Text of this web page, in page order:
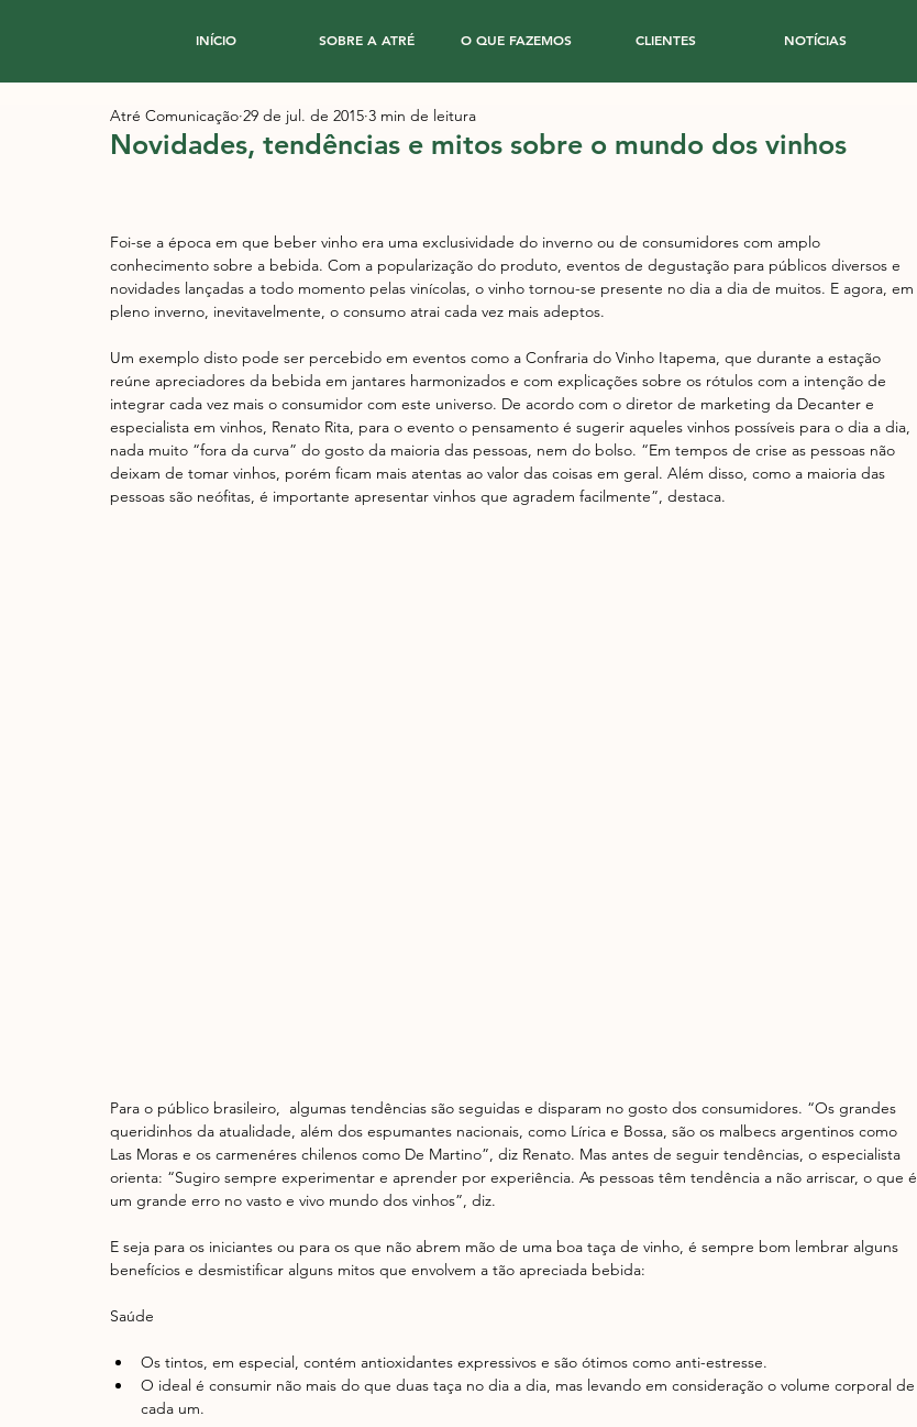
INÍCIO SOBRE A ATRÉ O QUE FAZEMOS CLIENTES NOTÍCIAS
Novidades, tendências e mitos sobre o mundo dos vinhos
Atré Comunicação 29 de jul. de 2015 3 min de leitura
Foi-se a época em que beber vinho era uma exclusividade do inverno ou de consumidores com amplo
conhecimento sobre a bebida. Com a popularização do produto, eventos de degustação para públicos diversos e
novidades lançadas a todo momento pelas vinícolas, o vinho tornou-se presente no dia a dia de muitos. E agora, em
pleno inverno, inevitavelmente, o consumo atrai cada vez mais adeptos.
Um exemplo disto pode ser percebido em eventos como a Confraria do Vinho Itapema, que durante a estação
reúne apreciadores da bebida em jantares harmonizados e com explicações sobre os rótulos com a intenção de
integrar cada vez mais o consumidor com este universo. De acordo com o diretor de marketing da Decanter e
especialista em vinhos, Renato Rita, para o evento o pensamento é sugerir aqueles vinhos possíveis para o dia a dia,
nada muito “fora da curva” do gosto da maioria das pessoas, nem do bolso. “Em tempos de crise as pessoas não
deixam de tomar vinhos, porém ficam mais atentas ao valor das coisas em geral. Além disso, como a maioria das
pessoas são neófitas, é importante apresentar vinhos que agradem facilmente”, destaca.
Para o público brasileiro,  algumas tendências são seguidas e disparam no gosto dos consumidores. “Os grandes
queridinhos da atualidade, além dos espumantes nacionais, como Lírica e Bossa, são os malbecs argentinos como
Las Moras e os carmenéres chilenos como De Martino”, diz Renato. Mas antes de seguir tendências, o especialista
orienta: “Sugiro sempre experimentar e aprender por experiência. As pessoas têm tendência a não arriscar, o que é
um grande erro no vasto e vivo mundo dos vinhos”, diz.
E seja para os iniciantes ou para os que não abrem mão de uma boa taça de vinho, é sempre bom lembrar alguns
benefícios e desmistificar alguns mitos que envolvem a tão apreciada bebida:
Saúde
Os tintos, em especial, contém antioxidantes expressivos e são ótimos como anti-estresse.
O ideal é consumir não mais do que duas taça no dia a dia, mas levando em consideração o volume corporal de
cada um.